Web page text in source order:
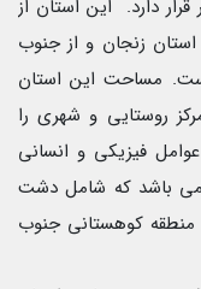
دارد. این استان از
زنجان و از جنوب
مساحت این استان
مرکز روستایی و شهری را
فیزیکی و انسانی
می باشد که شامل دشت
کوهستانی جنوب